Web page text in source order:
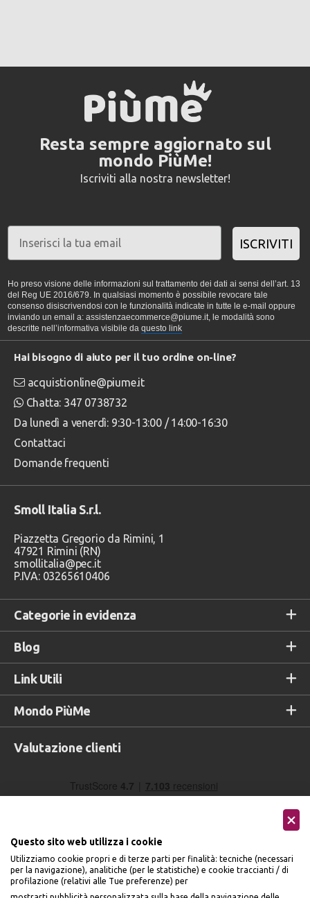
Resta sempre aggiornato sul
mondo PiùMe!
Iscriviti alla nostra newsletter!
ISCRIVITI
Ho preso visione delle informazioni sul trattamento dei dati ai sensi dell’art. 13
del Reg UE 2016/679. In qualsiasi momento è possibile revocare tale
consenso disiscrivendosi con le funzionalità indicate in tutte le e-mail oppure
inviando un email a: assistenzaecommerce@piume.it, le modalità sono
descritte nell’informativa visibile da questo link
Categorie in evidenza
Blog
Link Utili
Mondo PiùMe
Hai bisogno di aiuto per il tuo ordine on-line?
acquistionline@piume.it
Chatta: 347 0738732
Da lunedì a venerdì: 9:30-13:00 / 14:00-16:30
Contattaci
Domande frequenti
Smoll Italia S.r.l.
Piazzetta Gregorio da Rimini, 1
47921 Rimini (RN)
smollitalia@pec.it
P.IVA: 03265610406
Valutazione clienti
Questo sito web utilizza i cookie
Utilizziamo cookie propri e di terze parti per finalità: tecniche (necessari
per la navigazione), analitiche (per le statistiche) e cookie traccianti / di
profilazione (relativi alle Tue preferenze) per